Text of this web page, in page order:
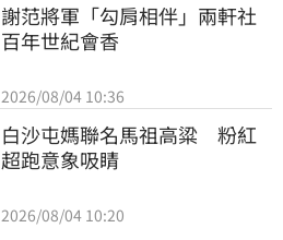
謝范將軍「勾肩相伴」兩軒社
百年世紀會香
2026/08/04 10:36
白沙屯媽聯名馬祖高粱　粉紅
超跑意象吸睛
2026/08/04 10:20